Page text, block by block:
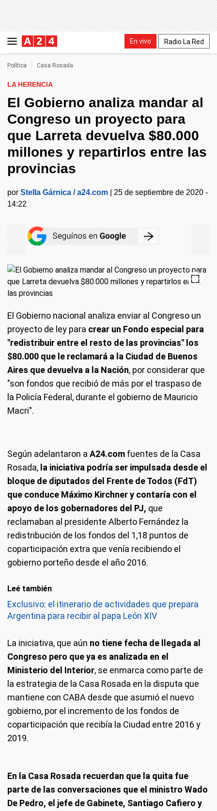
En vivo Radio La Red
Política Casa Rosada
LA HERENCIA
El Gobierno analiza mandar al
Congreso un proyecto para
que Larreta devuelva $80.000
millones y repartirlos entre las
provincias
por Stella Gárnica / a24.com
25 de septiembre de 2020 -
14:22
El Gobierno nacional analiza enviar al Congreso un
proyecto de ley para crear un Fondo especial para
"redistribuir entre el resto de las provincias" los
$80.000 que le reclamará a la Ciudad de Buenos
Aires que devuelva a la Nación, por considerar que
"son fondos que recibió de más por el traspaso de
la Policía Federal, durante el gobierno de Mauricio
Macri".
Según adelantaron a A24.com fuentes de la Casa
Rosada, la iniciativa podría ser impulsada desde el
bloque de diputados del Frente de Todos (FdT)
que conduce Máximo Kirchner y contaría con el
apoyo de los gobernadores del PJ, que
reclamaban al presidente Alberto Fernández la
redistribución de los fondos del 1,18 puntos de
coparticipación extra que venía recibiendo el
gobierno porteño desde el año 2016.
Leé también
Exclusivo: el itinerario de actividades que prepara
Argentina para recibir al papa León XIV
La iniciativa, que aún no tiene fecha de llegada al
Congreso pero que ya es analizada en el
Ministerio del Interior, se enmarca como parte de
la estrategia de la Casa Rosada en la disputa que
mantiene con CABA desde que asumió el nuevo
gobierno, por el incremento de los fondos de
coparticipación que recibía la Ciudad entre 2016 y
2019.
En la Casa Rosada recuerdan que la quita fue
parte de las conversaciones que el ministro Wado
De Pedro, el jefe de Gabinete, Santiago Cafiero y